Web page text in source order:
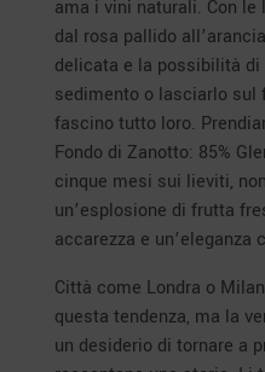
ama i vini naturali. Con
dal rosa pallido
delicata e la possibilità
sedimento o lasciarlo sul
fascino tutto loro.
Fondo di Zanotto: 85%
cinque mesi sui lieviti,
un’esplosione di frutta
accarezza e
Città come Londra o
questa tendenza, ma la
un desiderio di tornare a